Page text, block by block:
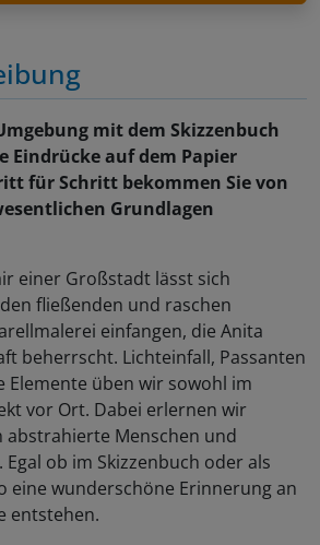
mit dem Skizzenbuch
Eindrücke auf dem Papier
für Schritt bekommen Sie von
Grundlagen
einer Großstadt lässt sich
fließenden und raschen
einfangen, die Anita
beherrscht. Lichteinfall, Passanten
Elemente üben wir sowohl im
vor Ort. Dabei erlernen wir
abstrahierte Menschen und
ob im Skizzenbuch oder als
eine wunderschöne Erinnerung an
entstehen.